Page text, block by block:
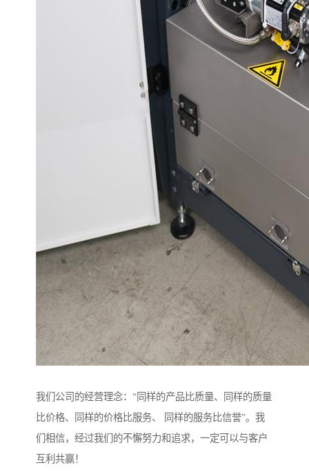
我们公司的经营理念：“同样的产品比质量、同样的质量
比价格、同样的价格比服务、 同样的服务比信誉”。我
们相信，经过我们的不懈努力和追求，一定可以与客户
互利共赢！